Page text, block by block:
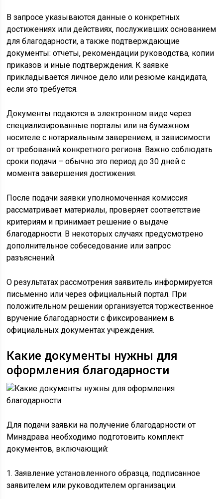
В запросе указываются данные о конкретных
достижениях или действиях, послуживших основанием
для благодарности, а также подтверждающие
документы: отчеты, рекомендации руководства, копии
приказов и иные подтверждения. К заявке
прикладывается личное дело или резюме кандидата,
если это требуется.
Документы подаются в электронном виде через
специализированные порталы или на бумажном
носителе с нотариальным заверением, в зависимости
от требований конкретного региона. Важно соблюдать
сроки подачи – обычно это период до 30 дней с
момента завершения достижения.
После подачи заявки уполномоченная комиссия
рассматривает материалы, проверяет соответствие
критериям и принимает решение о выдаче
благодарности. В некоторых случаях предусмотрено
дополнительное собеседование или запрос
разъяснений.
О результатах рассмотрения заявитель информируется
письменно или через официальный портал. При
положительном решении организуется торжественное
вручение благодарности с фиксированием в
официальных документах учреждения.
Какие документы нужны для
оформления благодарности
Для подачи заявки на получение благодарности от
Минздрава необходимо подготовить комплект
документов, включающий:
1. Заявление установленного образца, подписанное
заявителем или руководителем организации.